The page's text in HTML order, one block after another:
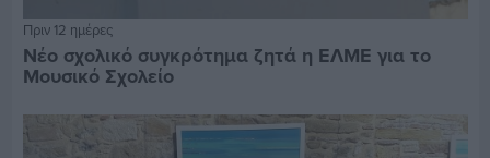
Πριν 12 ημέρες
Νέο σχολικό συγκρότημα ζητά η ΕΛΜΕ για το
Μουσικό Σχολείο